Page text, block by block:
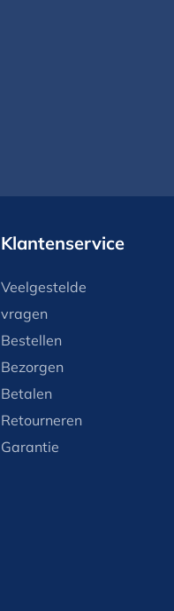
Klantenservice
Veelgestelde
vragen
Bestellen
Bezorgen
Betalen
Retourneren
Garantie